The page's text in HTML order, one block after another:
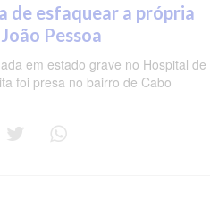
de esfaquear a própria
Pessoa
em estado grave no Hospital de
foi presa no bairro de Cabo